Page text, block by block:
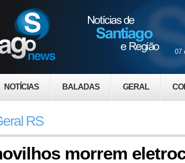
NOTÍCIAS BALADAS GERAL
07
RS
morrem